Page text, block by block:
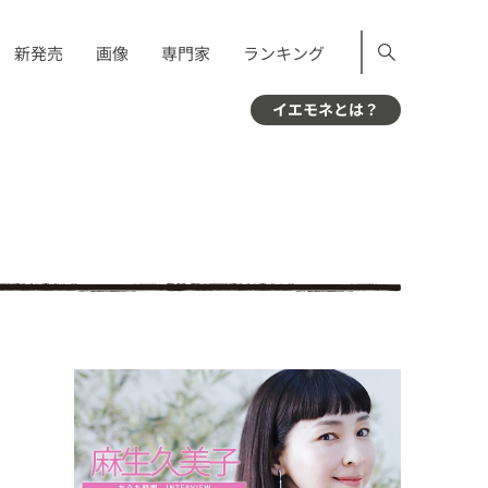
新発売 画像 専門家 ランキング
イエモネとは？